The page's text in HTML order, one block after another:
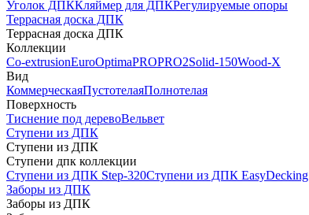
Уголок ДПККляймер для ДПКРегулируемые опоры
Террасная доска ДПК
Террасная доска ДПК
Коллекции
Co-extrusionEuroOptimaPROPRO2Solid-150Wood-X
Вид
КоммерческаяПустотелаяПолнотелая
Поверхность
Тиснение под деревоВельвет
Ступени из ДПК
Ступени из ДПК
Ступени дпк коллекции
Ступени из ДПК Step-320Ступени из ДПК EasyDecking
Заборы из ДПК
Заборы из ДПК